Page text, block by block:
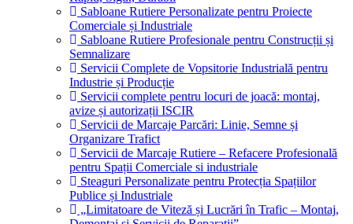
Sabloane Rutiere Personalizate pentru Proiecte
Comerciale și Industriale
Sabloane Rutiere Profesionale pentru Construcții și
Semnalizare
Servicii Complete de Vopsitorie Industrială pentru
Industrie și Producție
Servicii complete pentru locuri de joacă: montaj,
avize și autorizații ISCIR
Servicii de Marcaje Parcări: Linie, Semne și
Organizare Trafict
Servicii de Marcaje Rutiere – Refacere Profesională
pentru Spații Comerciale si industriale
Steaguri Personalizate pentru Protecția Spațiilor
Publice și Industriale
„Limitatoare de Viteză și Lucrări în Trafic – Montaj,